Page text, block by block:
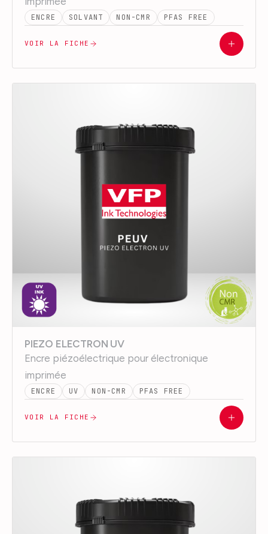
ENCRE SOLVANT NON-CMR PFAS FREE
VOIR LA FICHE
PIEZO ELECTRON UV
Encre piézoélectrique pour électronique
imprimée
ENCRE UV NON-CMR PFAS FREE
VOIR LA FICHE